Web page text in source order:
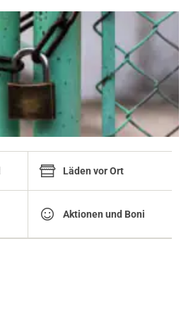
Läden vor Ort
Aktionen und Boni